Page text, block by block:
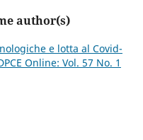
author(s)
e lotta al Covid-
Online: Vol. 57 No. 1